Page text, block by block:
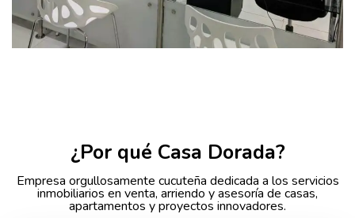
¿Por qué Casa Dorada?
Empresa orgullosamente cucuteña dedicada a los servicios
inmobiliarios en venta, arriendo y asesoría de casas,
apartamentos y proyectos innovadores.